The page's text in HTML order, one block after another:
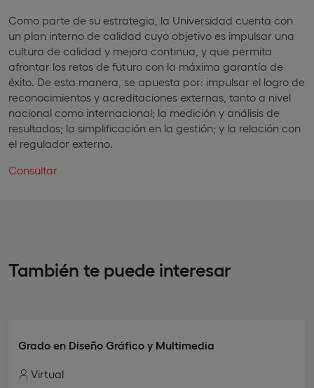
Como parte de su estrategia, la Universidad cuenta con
un plan interno de calidad cuyo objetivo es impulsar una
cultura de calidad y mejora continua, y que permita
afrontar los retos de futuro con la máxima garantía de
éxito. De esta manera, se apuesta por: impulsar el logro de
reconocimientos y acreditaciones externas, tanto a nivel
nacional como internacional; la medición y análisis de
resultados; la simplificación en la gestión; y la relación con
el regulador externo.
Consultar
También te puede interesar
Grado en Diseño Gráfico y Multimedia
Virtual